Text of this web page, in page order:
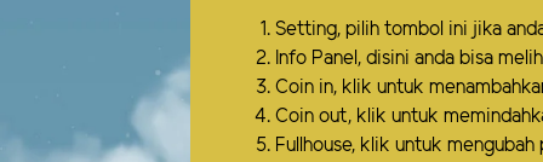
Setting, pilih tombol ini jika
Info Panel, disini anda bisa
Coin in, klik untuk
Coin out, klik untuk
Fullhouse, klik untuk mengubah